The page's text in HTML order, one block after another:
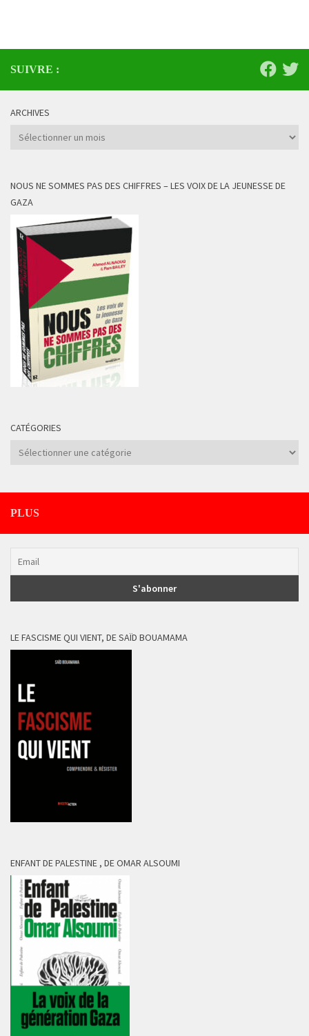
SUIVRE :
ARCHIVES
Archives
NOUS NE SOMMES PAS DES CHIFFRES – LES VOIX DE LA JEUNESSE DE
GAZA
CATÉGORIES
Catégories
PLUS
LE FASCISME QUI VIENT, DE SAÏD BOUAMAMA
ENFANT DE PALESTINE , DE OMAR ALSOUMI